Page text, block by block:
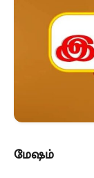
மேஷம்